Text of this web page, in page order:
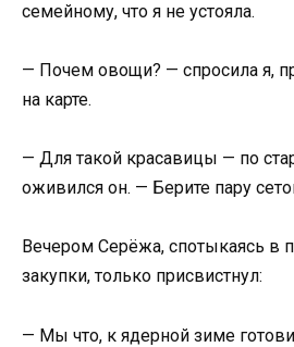
семейному, что я не устояла.
— Почем овощи? — спросила я,
на карте.
— Для такой красавицы — по
оживился он. — Берите пару
Вечером Серёжа, спотыкаясь в
закупки, только присвистнул:
— Мы что, к ядерной зиме